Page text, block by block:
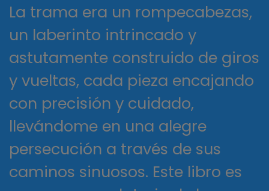
La trama era un rompecabezas,
un laberinto intrincado y
astutamente construido de giros
y vueltas, cada pieza encajando
con precisión y cuidado,
llevándome en una alegre
persecución a través de sus
caminos sinuosos. Este libro es